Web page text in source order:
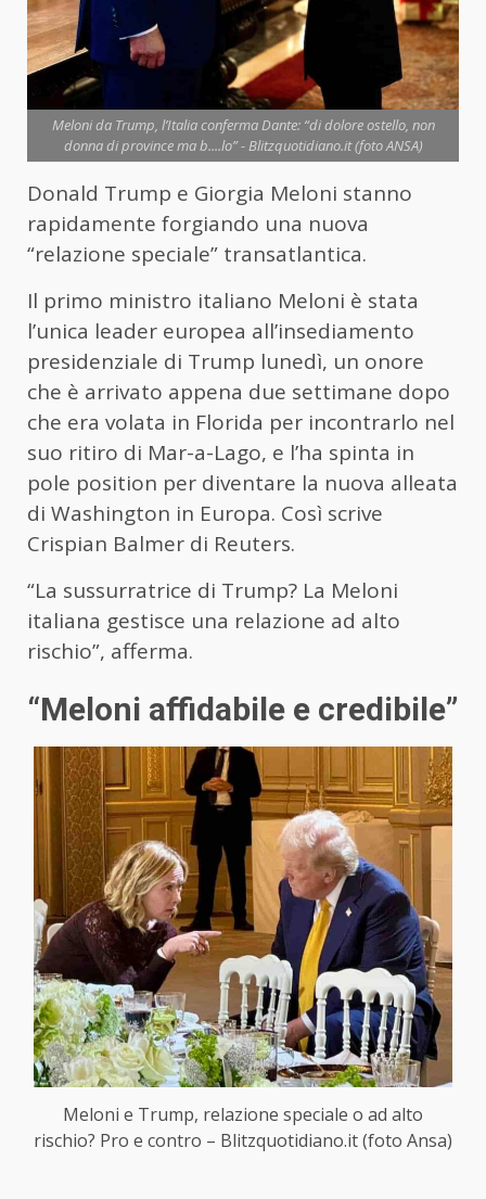
Meloni da Trump, l’Italia conferma Dante: “di dolore ostello, non
donna di province ma b....lo” - Blitzquotidiano.it (foto ANSA)
Donald Trump e Giorgia Meloni stanno
rapidamente forgiando una nuova
“relazione speciale” transatlantica.
Il primo ministro italiano Meloni è stata
l’unica leader europea all’insediamento
presidenziale di Trump lunedì, un onore
che è arrivato appena due settimane dopo
che era volata in Florida per incontrarlo nel
suo ritiro di Mar-a-Lago, e l’ha spinta in
pole position per diventare la nuova alleata
di Washington in Europa. Così scrive
Crispian Balmer di Reuters.
“La sussurratrice di Trump? La Meloni
italiana gestisce una relazione ad alto
rischio”, afferma.
“Meloni affidabile e credibile”
Meloni e Trump, relazione speciale o ad alto
rischio? Pro e contro – Blitzquotidiano.it (foto Ansa)